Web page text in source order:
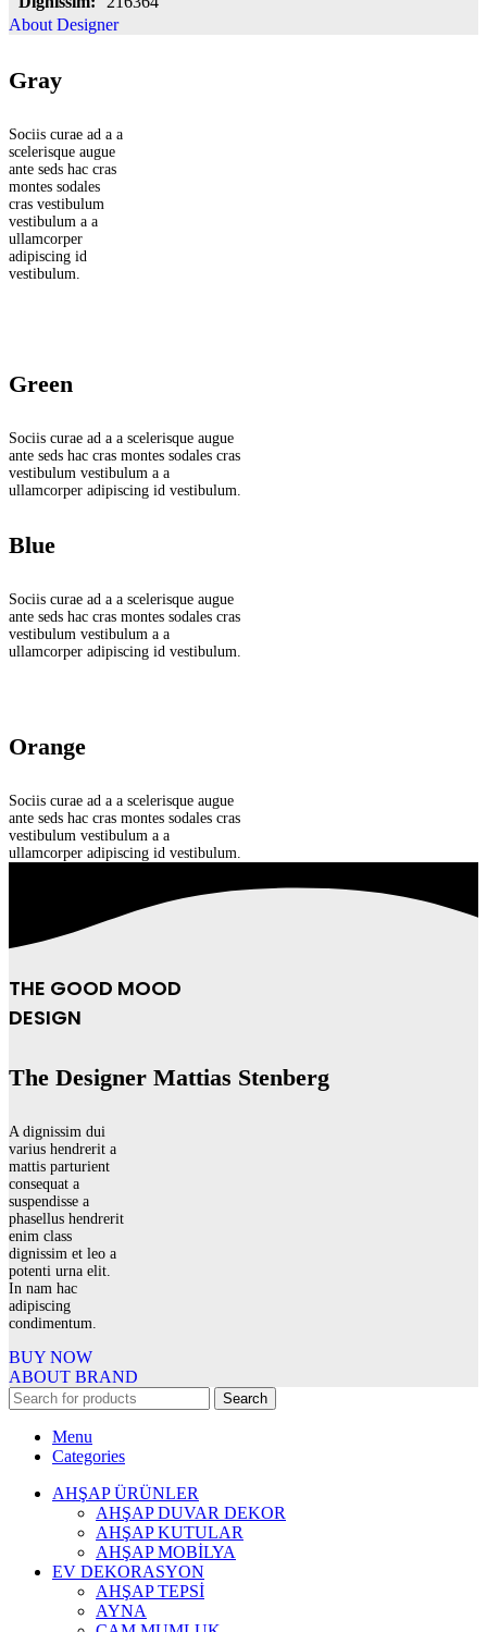
About Designer
Gray
Sociis curae ad a a
scelerisque augue
ante seds hac cras
montes sodales
cras vestibulum
vestibulum a a
ullamcorper
adipiscing id
vestibulum.
Green
Sociis curae ad a a scelerisque augue
ante seds hac cras montes sodales cras
vestibulum vestibulum a a
ullamcorper adipiscing id vestibulum.
Blue
Sociis curae ad a a scelerisque augue
ante seds hac cras montes sodales cras
vestibulum vestibulum a a
ullamcorper adipiscing id vestibulum.
Orange
Sociis curae ad a a scelerisque augue
ante seds hac cras montes sodales cras
vestibulum vestibulum a a
ullamcorper adipiscing id vestibulum.
THE GOOD MOOD
DESIGN
The Designer Mattias Stenberg
A dignissim dui
varius hendrerit a
mattis parturient
consequat a
suspendisse a
phasellus hendrerit
enim class
dignissim et leo a
potenti urna elit.
In nam hac
adipiscing
condimentum.
BUY NOW
ABOUT BRAND
Search
Menu
Categories
AHŞAP ÜRÜNLER
AHŞAP DUVAR DEKOR
AHŞAP KUTULAR
AHŞAP MOBİLYA
EV DEKORASYON
AHŞAP TEPSİ
AYNA